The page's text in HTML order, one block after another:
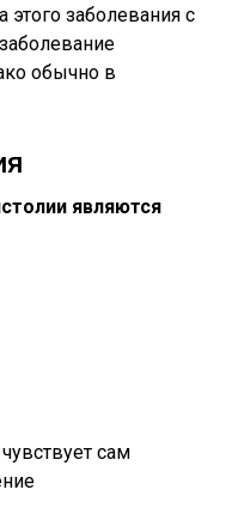
этого заболевания с
обычно в
являются
сам